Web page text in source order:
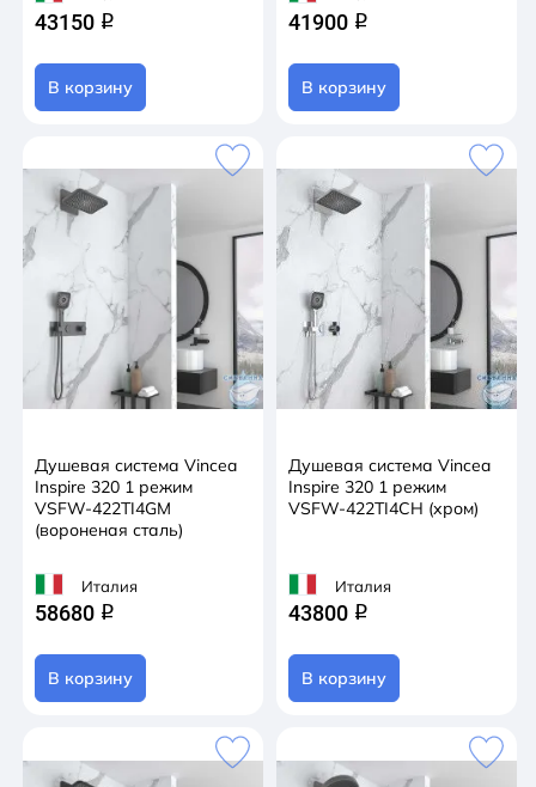
43150 q
В корзину
41900 q
В корзину
Душевая система Vincea
Inspire 320 1 режим
VSFW-422TI4GM
(вороненая сталь)
Италия
58680 q
В корзину
Душевая система Vincea
Inspire 320 1 режим
VSFW-422TI4CH (хром)
Италия
43800 q
В корзину